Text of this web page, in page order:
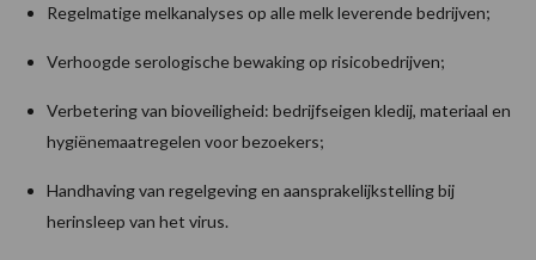
Regelmatige melkanalyses op alle melk leverende bedrijven;
Verhoogde serologische bewaking op risicobedrijven;
Verbetering van bioveiligheid: bedrijfseigen kledij, materiaal en
hygiënemaatregelen voor bezoekers;
Handhaving van regelgeving en aansprakelijkstelling bij
herinsleep van het virus.